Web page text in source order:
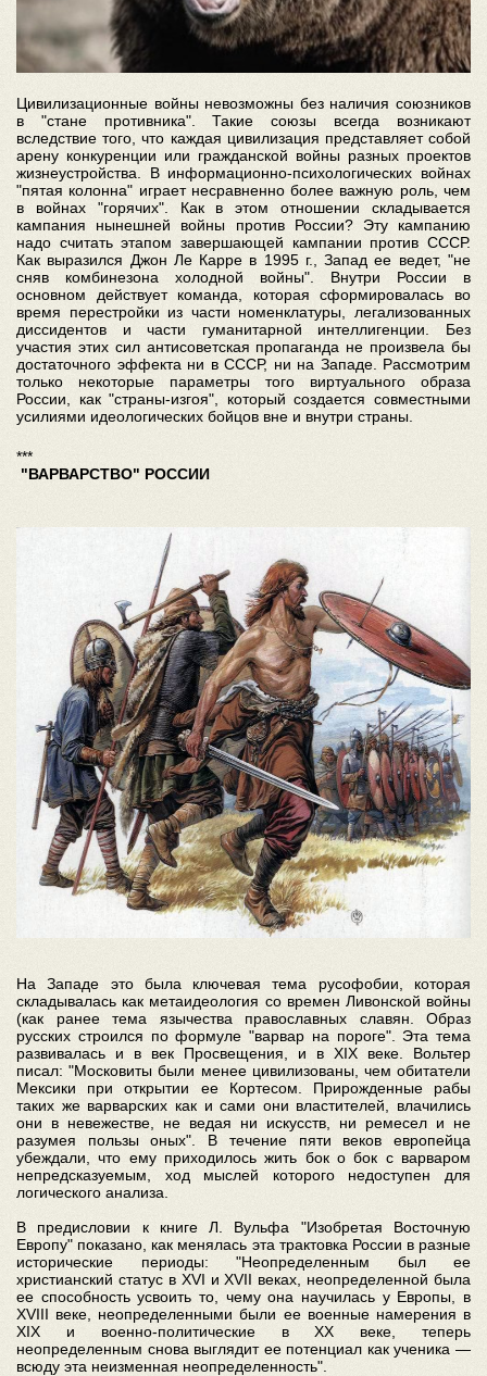
Цивилизационные войны невозможны без наличия союзников
в "стане противника". Такие союзы всегда возникают
вследствие того, что каждая цивилизация представляет собой
арену конкуренции или гражданской войны разных проектов
жизнеустройства. В информационно-психологических войнах
"пятая колонна" играет несравненно более важную роль, чем
в войнах "горячих". Как в этом отношении складывается
кампания нынешней войны против России? Эту кампанию
надо считать этапом завершающей кампании против СССР.
Как выразился Джон Ле Карре в 1995 г., Запад ее ведет, "не
сняв комбинезона холодной войны". Внутри России в
основном действует команда, которая сформировалась во
время перестройки из части номенклатуры, легализованных
диссидентов и части гуманитарной интеллигенции. Без
участия этих сил антисоветская пропаганда не произвела бы
достаточного эффекта ни в СССР, ни на Западе. Рассмотрим
только некоторые параметры того виртуального образа
России, как "страны-изгоя", который создается совместными
усилиями идеологических бойцов вне и внутри страны.
***
"ВАРВАРСТВО" РОССИИ
На Западе это была ключевая тема русофобии, которая
складывалась как метаидеология со времен Ливонской войны
(как ранее тема язычества православных славян. Образ
русских строился по формуле "варвар на пороге". Эта тема
развивалась и в век Просвещения, и в ХIХ веке. Вольтер
писал: "Московиты были менее цивилизованы, чем обитатели
Мексики при открытии ее Кортесом. Прирожденные рабы
таких же варварских как и сами они властителей, влачились
они в невежестве, не ведая ни искусств, ни ремесел и не
разумея пользы оных". В течение пяти веков европейца
убеждали, что ему приходилось жить бок о бок с варваром
непредсказуемым, ход мыслей которого недоступен для
логического анализа.
В предисловии к книге Л. Вульфа "Изобретая Восточную
Европу" показано, как менялась эта трактовка России в разные
исторические периоды: "Неопределенным был ее
христианский статус в XVI и XVII веках, неопределенной была
ее способность усвоить то, чему она научилась у Европы, в
XVIII веке, неопределенными были ее военные намерения в
XIX и военно-политические в XX веке, теперь
неопределенным снова выглядит ее потенциал как ученика —
всюду эта неизменная неопределенность".